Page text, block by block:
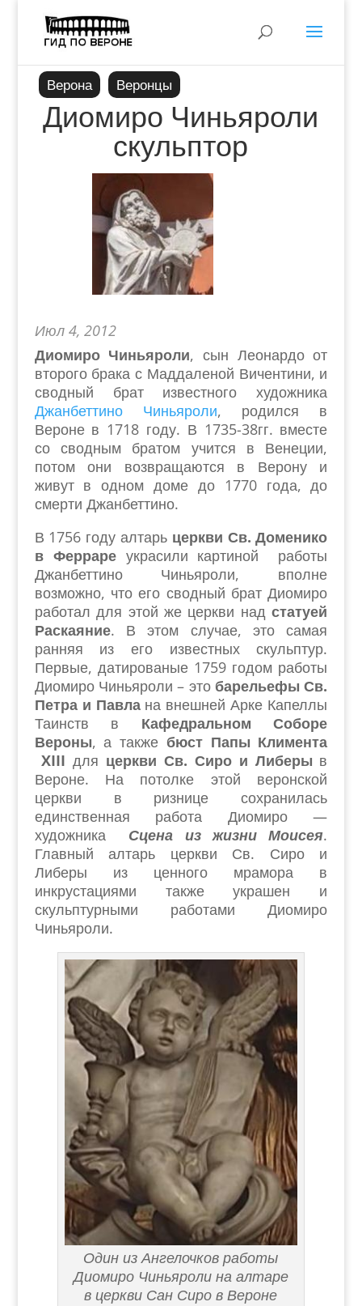
Верона Веронцы
Диомиро Чиньяроли
скульптор
Июл 4, 2012
Диомиро Чиньяроли, сын Леонардо от
второго брака с Маддаленой Вичентини, и
сводный брат известного художника
Джанбеттино Чиньяроли, родился в
Вероне в 1718 году. В 1735-38гг. вместе
со сводным братом учится в Венеции,
потом они возвращаются в Верону и
живут в одном доме до 1770 года, до
смерти Джанбеттино.
В 1756 году алтарь церкви Св. Доменико
в Феррареукрасили картиной работы
Джанбеттино Чиньяроли, вполне
возможно, что его сводный брат Диомиро
работал для этой же церкви надстатуей
Раскаяние. В этом случае, это самая
ранняя из его известных скульптур.
Первые, датированые 1759 годом работы
Диомиро Чиньяроли – этобарельефы Св.
Петра и Павлана внешней Арке Капеллы
Таинств в Кафедральном Соборе
Вероны, а также бюст Папы Климента
XIII для церкви Св. Сиро и Либеры в
Вероне. На потолке этой веронской
церкви в ризнице сохранилась
единственная работа Диомиро —
художника Сцена из жизни Моисея.
Главный алтарь церкви Св. Сиро и
Либеры из ценного мрамора в
инкрустациями также украшен и
скульптурными работами Диомиро
Чиньяроли.
Один из Ангелочков работы
Диомиро Чиньяроли на алтаре
в церкви Сан Сиро в Вероне